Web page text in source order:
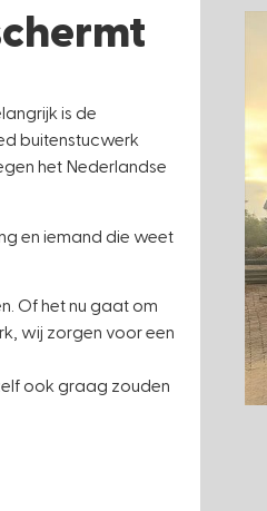
is de
buitenstucwerk
het Nederlandse
en iemand die weet
Of het nu gaat om
wij zorgen voor een
ook graag zouden